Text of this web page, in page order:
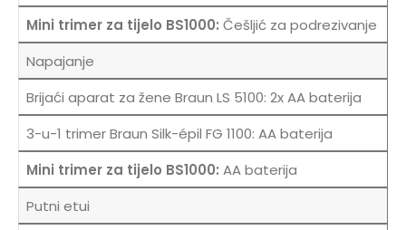
Češljić za podrezivanje
Napajanje
2x AA baterija
AA baterija
AA baterija
Putni etui